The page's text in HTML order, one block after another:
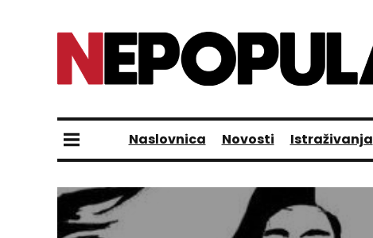
Naslovnica Novosti Istraživanja